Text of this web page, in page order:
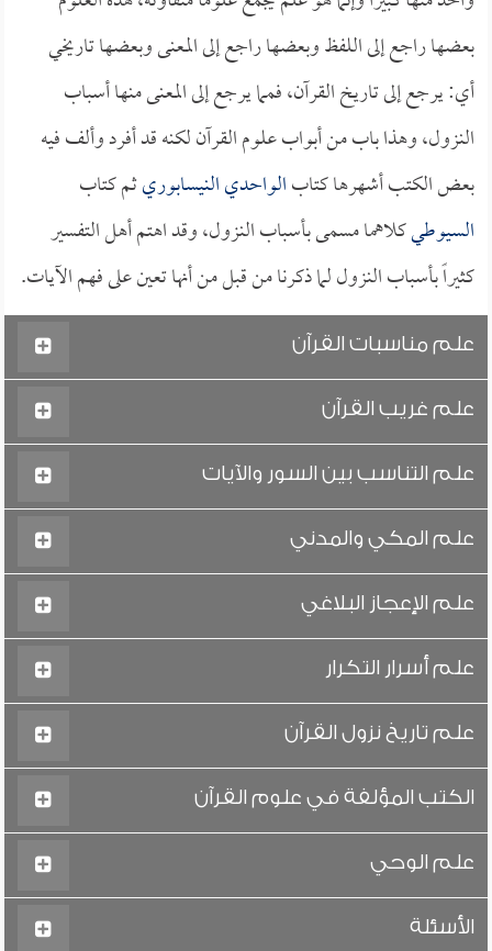
بعضها راجع إلى اللفظ وبعضها راجع إلى المعنى وبعضها تاريخي
أي: يرجع إلى تاريخ القرآن، فمما يرجع إلى المعنى منها أسباب
النزول، وهذا باب من أبواب علوم القرآن لكنه قد أفرد وألف فيه
بعض الكتب أشهرها كتابالواحدي النيسابوريثم كتاب
السيوطيكلاهما مسمى بأسباب النزول، وقد اهتم أهل التفسير
كثيراً بأسباب النزول لما ذكرنا من قبل من أنها تعين على فهم الآيات.
علم مناسبات القرآن
علم غريب القرآن
علم التناسب بين السور والآيات
علم المكي والمدني
علم الإعجاز البلاغي
علم أسرار التكرار
علم تاريخ نزول القرآن
الكتب المؤلفة في علوم القرآن
علم الوحي
الأسئلة